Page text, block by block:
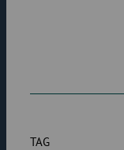
TAG